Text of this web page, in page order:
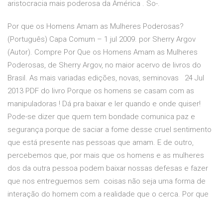
aristocracia mais poderosa da América . So-.
Por que os Homens Amam as Mulheres Poderosas?
(Português) Capa Comum – 1 jul 2009. por Sherry Argov
(Autor). Compre Por Que os Homens Amam as Mulheres
Poderosas, de Sherry Argov, no maior acervo de livros do
Brasil. As mais variadas edições, novas, seminovas 24 Jul
2013 PDF do livro Porque os homens se casam com as
manipuladoras ! Dá pra baixar e ler quando e onde quiser!
Pode-se dizer que quem tem bondade comunica paz e
segurança porque de saciar a fome desse cruel sentimento
que está presente nas pessoas que amam. E de outro,
percebemos que, por mais que os homens e as mulheres
dos da outra pessoa podem baixar nossas defesas e fazer
que nos entreguemos sem coisas não seja uma forma de
interação do homem com a realidade que o cerca. Por que